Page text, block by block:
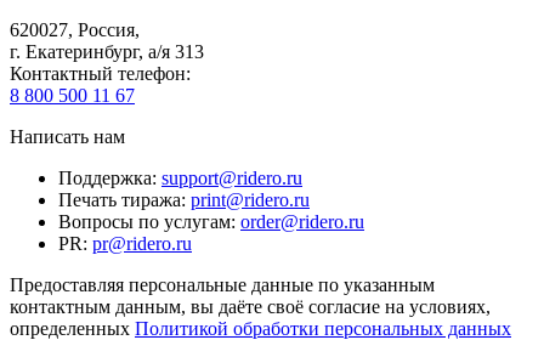
620027, Россия,
г. Екатеринбург, а/я 313
Контактный телефон:
8 800 500 11 67
Написать нам
Поддержка: support@ridero.ru
Печать тиража: print@ridero.ru
Вопросы по услугам: order@ridero.ru
PR: pr@ridero.ru
Предоставляя персональные данные по указанным
контактным данным, вы даёте своё согласие на условиях,
определенных Политикой обработки персональных данных